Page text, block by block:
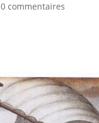
0 commentaires